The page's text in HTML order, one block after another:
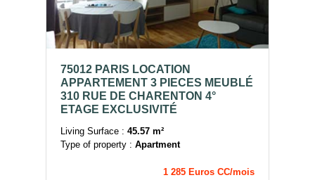
75012 PARIS LOCATION
APPARTEMENT 3 PIECES MEUBLÉ
310 RUE DE CHARENTON 4°
ETAGE EXCLUSIVITÉ
Living Surface : 45.57 m²
Type of property : Apartment
1 285 Euros CC/mois